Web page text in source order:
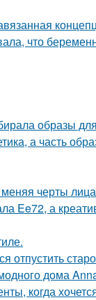
что
образы для
а часть
черты
Ee72, а
отпустить
дома
когда